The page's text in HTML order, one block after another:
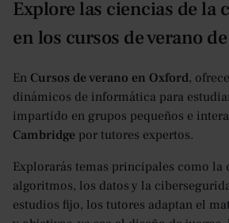
Explore las ciencias de la
en los cursos de verano
En Cursos de verano en Oxford,
dinámicos de informática para
impartido en grupos pequeños e
Cambridge por tutores expertos.
Explorarás temas principales como la
algoritmos, los datos y la
estudios fijo, los tutores adaptan el